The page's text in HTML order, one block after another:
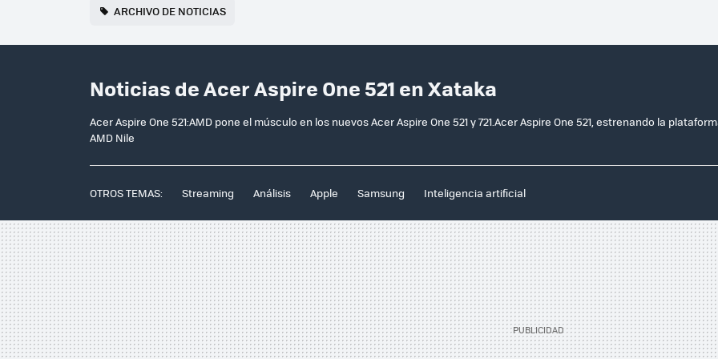
ARCHIVO DE NOTICIAS
Noticias de Acer Aspire One 521 en Xataka
Acer Aspire One 521:AMD pone el músculo en los nuevos Acer Aspire One 521 y 721.Acer Aspire One 521, estrenando la
AMD Nile
OTROS TEMAS: Streaming Análisis Apple Samsung Inteligencia artificial